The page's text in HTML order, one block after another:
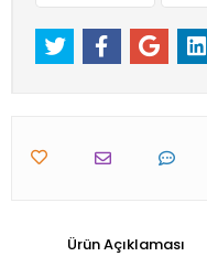
Ürün Açıklaması